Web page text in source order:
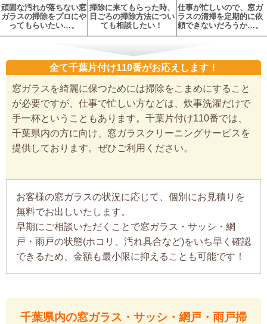
頑固な汚れが落ちない窓
ガラスの掃除をプロにや
ってもらいたい…。
掃除に来てもらった時、
日ごろの掃除方法につい
ても相談したい！
仕事が忙しいので、窓ガ
ラスの清掃を定期的に依
頼できないだろうか…。
全て千葉片付け110番がお応えします！
窓ガラスを綺麗に保つためには掃除をこまめにすること
が必要ですが、仕事で忙しい方などは、炊事洗濯だけで
手一杯ということもあります。千葉片付け110番では、
千葉県内の方に向け、窓ガラスクリーニングサービスを
提供しております。ぜひご利用ください。
お客様の窓ガラスの状況に応じて、個別にお見積りを
無料でお出しいたします。
早期にご相談いただくことで窓ガラス・サッシ・網
戸・雨戸の状態(ホコリ、汚れ具合など)をいち早く確認
できるため、金額も最小限に抑えることも可能です！
千葉県内の窓ガラス・サッシ・網戸・雨戸掃